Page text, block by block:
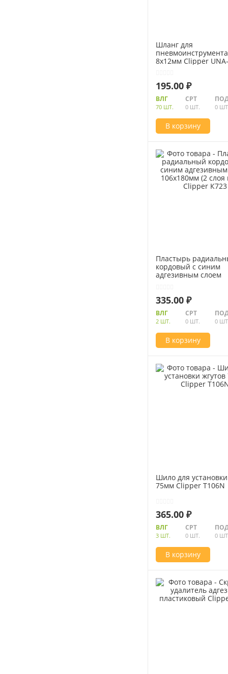
Шланг для
пневмоинструмента
8х12мм Clipper
195.00 ₽
ВЛГ
70 ШТ.
СРТ
0 ШТ. 0
В корзину
Пластырь
кордовый с синим
адгезивным слоем
335.00 ₽
ВЛГ
2 ШТ.
СРТ
0 ШТ. 0
В корзину
Шило для
75мм Clipper T106N
365.00 ₽
ВЛГ
3 ШТ.
СРТ
0 ШТ. 0
В корзину